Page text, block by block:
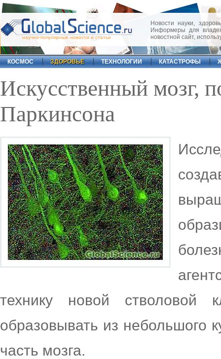
научно-популярные новости и статьи
Новости науки,
Информеры для
новостной сайт,
КОСМОС ЗДОРОВЬЕ ТЕХНОЛОГИИ КАТАСТРОФЫ
Искусственный мозг,
Паркинсона
технику новой стволовой
образовывать из небольшого
часть мозга.